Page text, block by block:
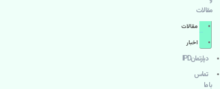
مقالات
مقالات
اخبار
دپارتمانIPD
تماس
با ما